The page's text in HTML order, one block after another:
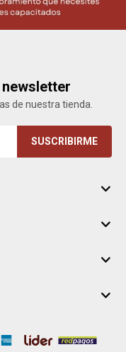
de nuestra tienda.
SUSCRIBIRME